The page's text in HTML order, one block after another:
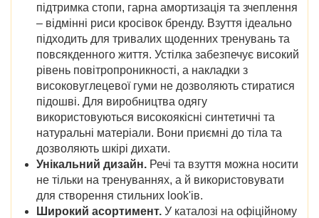
підтримка стопи, гарна амортизація та зчеплення
– відмінні риси кросівок бренду. Взуття ідеально
підходить для тривалих щоденних тренувань та
повсякденного життя. Устілка забезпечує високий
рівень повітропроникності, а накладки з
високовуглецевої гуми не дозволяють стиратися
підошві. Для виробництва одягу
використовуються високоякісні синтетичні та
натуральні матеріали. Вони приємні до тіла та
дозволяють шкірі дихати.
Унікальний дизайн. Речі та взуття можна носити
не тільки на тренуваннях, а й використовувати
для створення стильних look'ів.
Широкий асортимент. У каталозі на офіційному